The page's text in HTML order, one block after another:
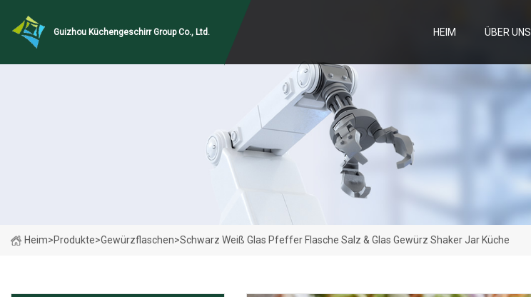
Guizhou Küchengeschirr Group Co., Ltd. HEIM ÜBER UNS
Heim>Produkte>Gewürzflaschen>Schwarz Weiß Glas Pfeffer Flasche Salz & Glas Gewürz Shaker Jar Küche